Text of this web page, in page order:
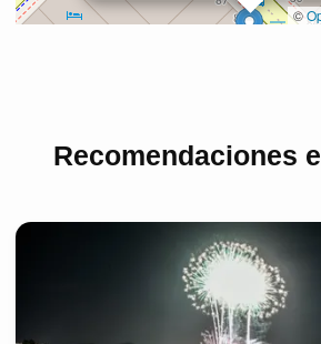
Recomendaciones